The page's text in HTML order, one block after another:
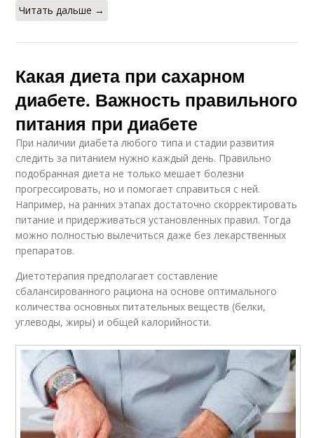
Читать дальше →
Какая диета при сахарном
диабете. Важность правильного
питания при диабете
При наличии диабета любого типа и стадии развития
следить за питанием нужно каждый день. Правильно
подобранная диета не только мешает болезни
прогрессировать, но и помогает справиться с ней.
Например, на ранних этапах достаточно скорректировать
питание и придерживаться установленных правил. Тогда
можно полностью вылечиться даже без лекарственных
препаратов.
Диетотерапия предполагает составление
сбалансированного рациона на основе оптимального
количества основных питательных веществ (белки,
углеводы, жиры) и общей калорийности.